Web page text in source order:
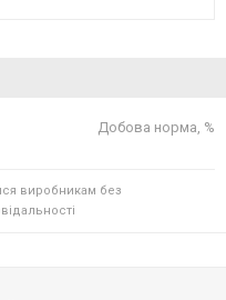
Добова норма, %
виробникам без